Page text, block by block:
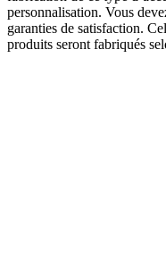
personnalisation. Vous
garanties de satisfaction.
produits seront fabriqués